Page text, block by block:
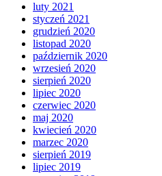
luty 2021
styczeń 2021
grudzień 2020
listopad 2020
październik 2020
wrzesień 2020
sierpień 2020
lipiec 2020
czerwiec 2020
maj 2020
kwiecień 2020
marzec 2020
sierpień 2019
lipiec 2019